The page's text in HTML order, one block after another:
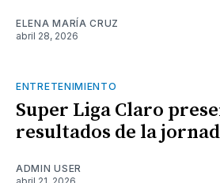
ELENA MARÍA CRUZ
abril 28, 2026
ENTRETENIMIENTO
Super Liga Claro
resultados de la
ADMIN USER